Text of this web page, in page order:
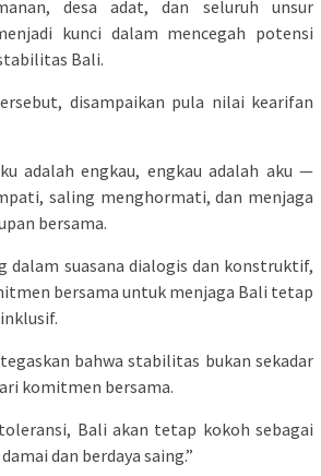
desa adat, dan seluruh unsur
kunci dalam mencegah potensi
Bali.
disampaikan pula nilai kearifan
adalah engkau, engkau adalah aku —
saling menghormati, dan menjaga
bersama.
dalam suasana dialogis dan konstruktif,
bersama untuk menjaga Bali tetap
bahwa stabilitas bukan sekadar
komitmen bersama.
Bali akan tetap kokoh sebagai
dan berdaya saing.”